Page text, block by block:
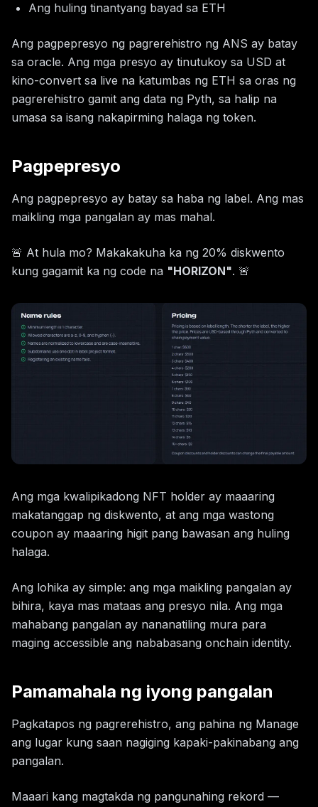
Ang huling tinantyang bayad sa ETH
Ang pagpepresyo ng pagrerehistro ng ANS ay batay
sa oracle. Ang mga presyo ay tinutukoy sa USD at
kino-convert sa live na katumbas ng ETH sa oras ng
pagrerehistro gamit ang data ng Pyth, sa halip na
umasa sa isang nakapirming halaga ng token.
Pagpepresyo
Ang pagpepresyo ay batay sa haba ng label. Ang mas
maikling mga pangalan ay mas mahal.
🚨 At hula mo? Makakakuha ka ng 20% diskwento
kung gagamit ka ng code na "HORIZON". 🚨
Ang mga kwalipikadong NFT holder ay maaaring
makatanggap ng diskwento, at ang mga wastong
coupon ay maaaring higit pang bawasan ang huling
halaga.
Ang lohika ay simple: ang mga maikling pangalan ay
bihira, kaya mas mataas ang presyo nila. Ang mga
mahabang pangalan ay nananatiling mura para
maging accessible ang nababasang onchain identity.
Pamamahala ng iyong pangalan
Pagkatapos ng pagrerehistro, ang pahina ng Manage
ang lugar kung saan nagiging kapaki-pakinabang ang
pangalan.
Maaari kang magtakda ng pangunahing rekord —